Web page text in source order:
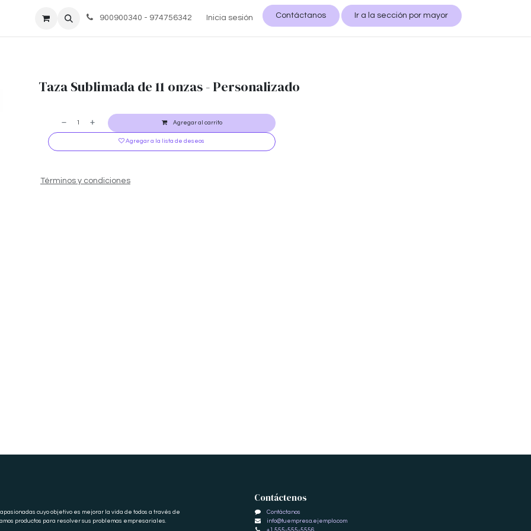
Ayuda 900900340 - 974756342 Inicia sesión Contáctanos Ir a la sección por mayor
Taza Sublimada de 11 onzas - Personalizado
Agregar al carrito
Agregar a la lista de deseos
Términos y condiciones
cuyo objetivo es mejorar la vida de todos a través de
productos para resolver sus problemas empresariales.
Contáctenos
Contáctanos
info@tuempresa.ejemplo.com